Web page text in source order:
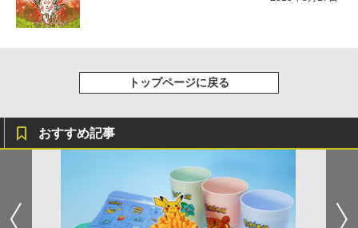
トップページに戻る
おすすめ記事